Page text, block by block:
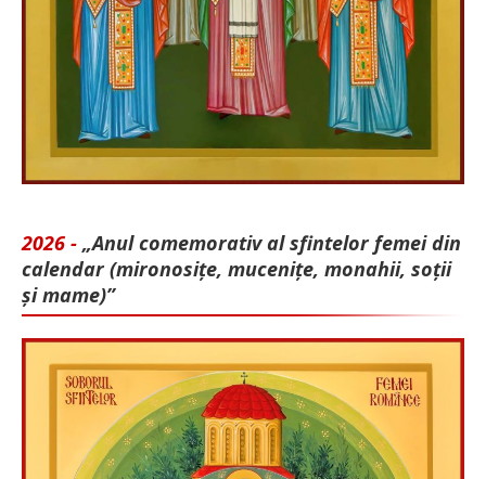
2026 - „Anul comemorativ al sfintelor femei din
calendar (mironosițe, mu­cenițe, monahii, soții
și mame)”